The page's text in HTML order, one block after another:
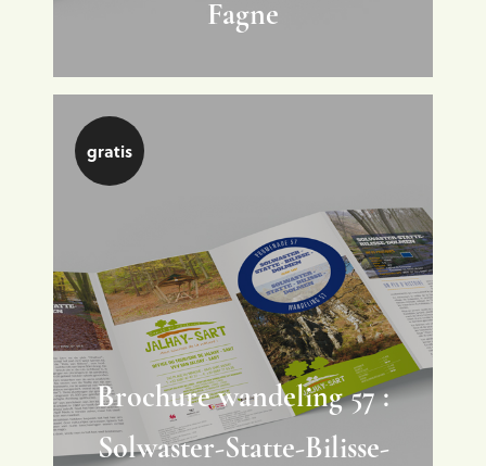
Fagne
Brochure wandeling 57 :
Solwaster-Statte-Bilisse-
gratis